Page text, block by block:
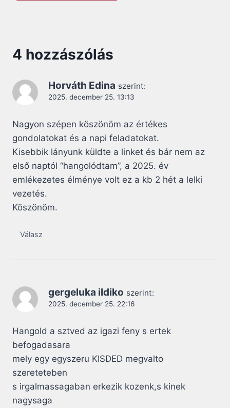
4 hozzászólás
Horváth Edina szerint:
2025. december 25. 13:13
Nagyon szépen köszönöm az értékes
gondolatokat és a napi feladatokat.
Kisebbik lányunk küldte a linket és bár nem az
első naptól “hangolódtam”, a 2025. év
emlékezetes élménye volt ez a kb 2 hét a lelki
vezetés.
Köszönöm.
Válasz
gergeluka ildiko szerint:
2025. december 25. 22:16
Hangold a sztved az igazi feny s ertek
befogadasara
mely egy egyszeru KISDED megvalto
szereteteben
s irgalmassagaban erkezik kozenk,s kinek
nagysaga